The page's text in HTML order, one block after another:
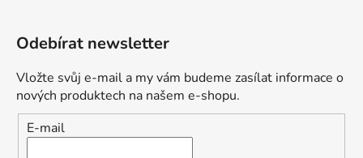
Odebírat newsletter
Vložte svůj e-mail a my vám budeme zasílat informace o
nových produktech na našem e-shopu.
E-mail